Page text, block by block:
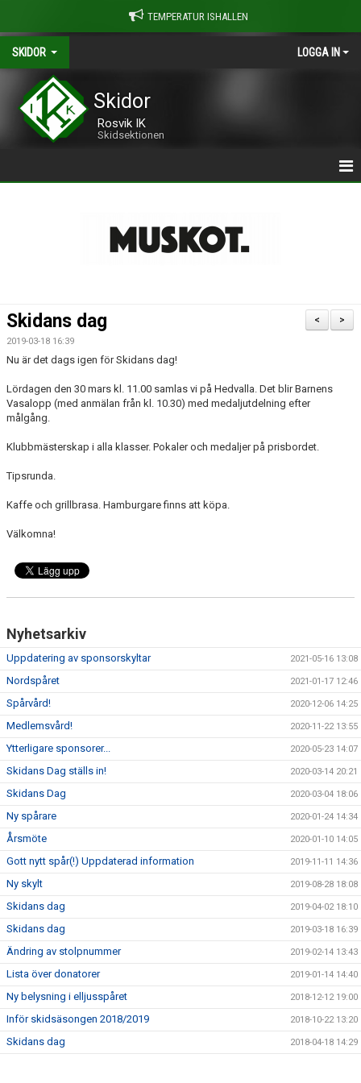
TEMPERATUR ISHALLEN
SKIDOR LOGGA IN
Skidor
Rosvik IK
Skidsektionen
MEDLEMSSKAP
KALENDER
ARENA HEDVALLA
UTRUSTNING
SKIDANS DAG
>
<
Skidans dag
2019-03-18 16:39
Nu är det dags igen för Skidans dag!
Lördagen den 30 mars kl. 11.00 samlas vi på Hedvalla. Det blir Barnens
Vasalopp (med anmälan från kl. 10.30) med medaljutdelning efter
målgång.
Klubbmästerskap i alla klasser. Pokaler och medaljer på prisbordet.
Tipsrunda.
Kaffe och grillbrasa. Hamburgare finns att köpa.
Välkomna!
Nyhetsarkiv
Uppdatering av sponsorskyltar 2021-05-16 13:08
Nordspåret 2021-01-17 12:46
Spårvård! 2020-12-06 14:25
Medlemsvård! 2020-11-22 13:55
Ytterligare sponsorer... 2020-05-23 14:07
Skidans Dag ställs in! 2020-03-14 20:21
Skidans Dag 2020-03-04 18:06
Ny spårare 2020-01-24 14:34
Årsmöte 2020-01-10 14:05
Gott nytt spår(!) Uppdaterad information 2019-11-11 14:36
Ny skylt 2019-08-28 18:08
Skidans dag 2019-04-02 18:10
Skidans dag 2019-03-18 16:39
Ändring av stolpnummer 2019-02-14 13:43
Lista över donatorer 2019-01-14 14:40
Ny belysning i elljusspåret 2018-12-12 19:00
Inför skidsäsongen 2018/2019 2018-10-22 13:20
Skidans dag 2018-04-18 14:29